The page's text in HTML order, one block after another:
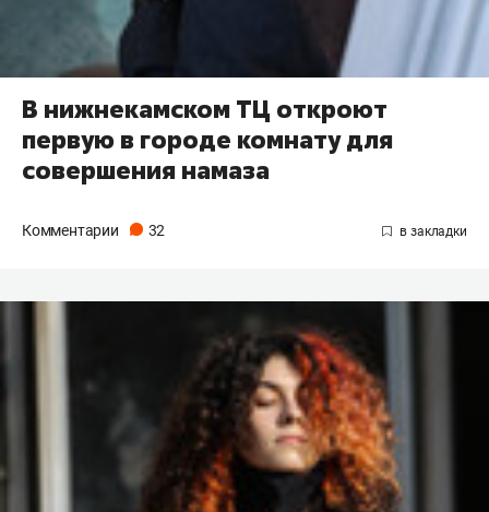
В нижнекамском ТЦ откроют
первую в городе комнату для
совершения намаза
Комментарии 32